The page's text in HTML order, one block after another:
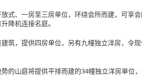
式、一房至三房单位，环绕会所而建，可享
降机连接名庭。
筑，提供四房单位，另有九幢独立洋房，令
的山庭将提供平排而建的34幢独立洋房单位